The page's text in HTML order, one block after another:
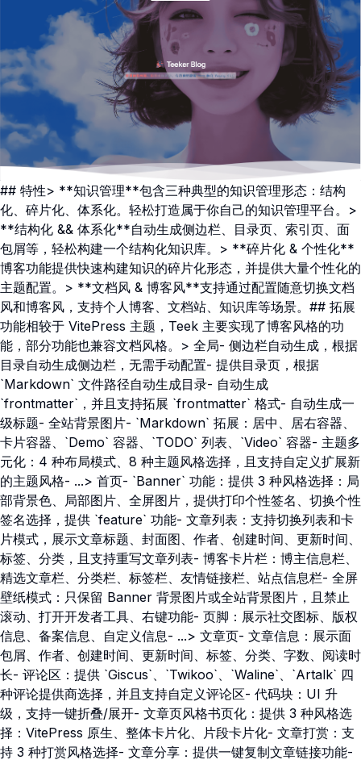
## 特性> **知识管理**包含三种典型的知识管理形态：结构
化、碎片化、体系化。轻松打造属于你自己的知识管理平台。>
**结构化 && 体系化**自动生成侧边栏、目录页、索引页、面
包屑等，轻松构建一个结构化知识库。> **碎片化 & 个性化**
博客功能提供快速构建知识的碎片化形态，并提供大量个性化的
主题配置。> **文档风 & 博客风**支持通过配置随意切换文档
风和博客风，支持个人博客、文档站、知识库等场景。## 拓展
功能相较于 VitePress 主题，Teek 主要实现了博客风格的功
能，部分功能也兼容文档风格。> 全局- 侧边栏自动生成，根据
目录自动生成侧边栏，无需手动配置- 提供目录页，根据
`Markdown` 文件路径自动生成目录- 自动生成
`frontmatter`，并且支持拓展 `frontmatter` 格式- 自动生成一
级标题- 全站背景图片- `Markdown` 拓展：居中、居右容器、
卡片容器、`Demo` 容器、`TODO` 列表、`Video` 容器- 主题多
元化：4 种布局模式、8 种主题风格选择，且支持自定义扩展新
的主题风格- ...> 首页- `Banner` 功能：提供 3 种风格选择：局
部背景色、局部图片、全屏图片，提供打印个性签名、切换个性
签名选择，提供 `feature` 功能- 文章列表：支持切换列表和卡
片模式，展示文章标题、封面图、作者、创建时间、更新时间、
标签、分类，且支持重写文章列表- 博客卡片栏：博主信息栏、
精选文章栏、分类栏、标签栏、友情链接栏、站点信息栏- 全屏
壁纸模式：只保留 Banner 背景图片或全站背景图片，且禁止
滚动、打开开发者工具、右键功能- 页脚：展示社交图标、版权
信息、备案信息、自定义信息- ...> 文章页- 文章信息：展示面
包屑、作者、创建时间、更新时间、标签、分类、字数、阅读时
长- 评论区：提供 `Giscus`、`Twikoo`、`Waline`、`Artalk` 四
种评论提供商选择，并且支持自定义评论区- 代码块：UI 升
级，支持一键折叠/展开- 文章页风格书页化：提供 3 种风格选
择：VitePress 原生、整体卡片化、片段卡片化- 文章打赏：支
持 3 种打赏风格选择- 文章分享：提供一键复制文章链接功能-